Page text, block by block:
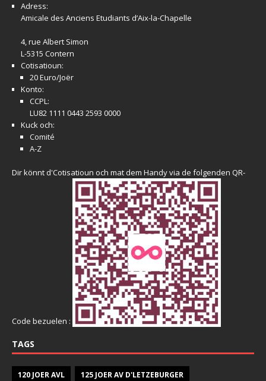
Adress:
Amicale des Anciens Etudiants d’Aix-la-Chapelle
4, rue Albert Simon
L-5315 Contern
Cotisatioun:
20 Euro/Joër
Konto:
CCPL:
LU82 1111 0443 2593 0000
Kuck och:
Comité
A-Z
Dir könnt d'Cotisatioun och mat dem Handy via de folgenden QR-
Code bezuelen :
TAGS
120 JOER AVL 125 JOER AV D'LETZEBURGER